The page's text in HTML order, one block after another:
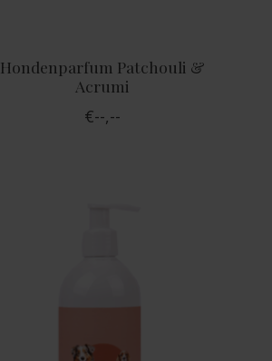
Hondenparfum Patchouli &
Acrumi
€--,--